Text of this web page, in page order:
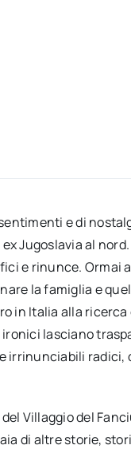
e di
Jugoslavia al
e rinunce. Ormai
la famiglia e
Italia alla ricerca
lasciano
radici,
Villaggio del
di altre storie,